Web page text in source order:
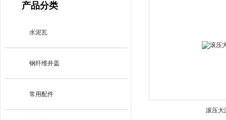
产品分类
水泥瓦
钢纤维井盖
常用配件
滚压大